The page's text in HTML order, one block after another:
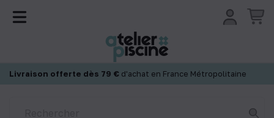
Livraison offerte dès 79 € d'achat en France Métropolitaine